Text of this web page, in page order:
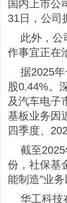
国内上市公
31日，公司
此外，公
作事宜正在
据2025
股0.44%。
及汽车电子
基板业务因
四季度、
截至
份，社保基
能制造”业
华工科技